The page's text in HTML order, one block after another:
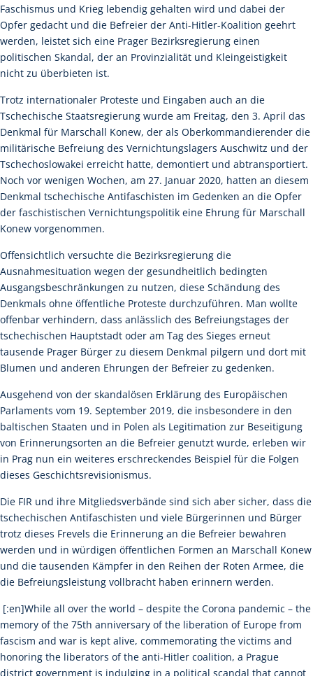
Faschismus und Krieg lebendig gehalten wird und dabei der
Opfer gedacht und die Befreier der Anti-Hitler-Koalition geehrt
werden, leistet sich eine Prager Bezirksregierung einen
politischen Skandal, der an Provinzialität und Kleingeistigkeit
nicht zu überbieten ist.
Trotz internationaler Proteste und Eingaben auch an die
Tschechische Staatsregierung wurde am Freitag, den 3. April das
Denkmal für Marschall Konew, der als Oberkommandierender die
militärische Befreiung des Vernichtungslagers Auschwitz und der
Tschechoslowakei erreicht hatte, demontiert und abtransportiert.
Noch vor wenigen Wochen, am 27. Januar 2020, hatten an diesem
Denkmal tschechische Antifaschisten im Gedenken an die Opfer
der faschistischen Vernichtungspolitik eine Ehrung für Marschall
Konew vorgenommen.
Offensichtlich versuchte die Bezirksregierung die
Ausnahmesituation wegen der gesundheitlich bedingten
Ausgangsbeschränkungen zu nutzen, diese Schändung des
Denkmals ohne öffentliche Proteste durchzuführen. Man wollte
offenbar verhindern, dass anlässlich des Befreiungstages der
tschechischen Hauptstadt oder am Tag des Sieges erneut
tausende Prager Bürger zu diesem Denkmal pilgern und dort mit
Blumen und anderen Ehrungen der Befreier zu gedenken.
Ausgehend von der skandalösen Erklärung des Europäischen
Parlaments vom 19. September 2019, die insbesondere in den
baltischen Staaten und in Polen als Legitimation zur Beseitigung
von Erinnerungsorten an die Befreier genutzt wurde, erleben wir
in Prag nun ein weiteres erschreckendes Beispiel für die Folgen
dieses Geschichtsrevisionismus.
Die FIR und ihre Mitgliedsverbände sind sich aber sicher, dass die
tschechischen Antifaschisten und viele Bürgerinnen und Bürger
trotz dieses Frevels die Erinnerung an die Befreier bewahren
werden und in würdigen öffentlichen Formen an Marschall Konew
und die tausenden Kämpfer in den Reihen der Roten Armee, die
die Befreiungsleistung vollbracht haben erinnern werden.
[:en]While all over the world – despite the Corona pandemic – the
memory of the 75th anniversary of the liberation of Europe from
fascism and war is kept alive, commemorating the victims and
honoring the liberators of the anti-Hitler coalition, a Prague
district government is indulging in a political scandal that cannot